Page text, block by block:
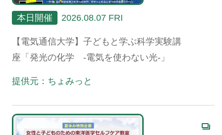
本日開催 2026.08.07 FRI
【電気通信大学】子どもと学ぶ科学実験講
座「発光の化学 -電気を使わない光-」
提供元：ちょみっと